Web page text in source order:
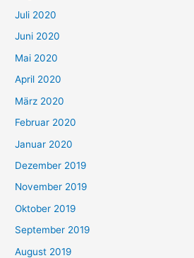
Juli 2020
Juni 2020
Mai 2020
April 2020
März 2020
Februar 2020
Januar 2020
Dezember 2019
November 2019
Oktober 2019
September 2019
August 2019